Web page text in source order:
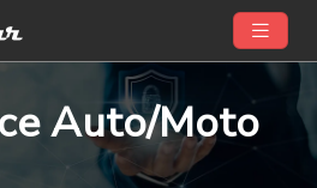
Auto/Moto